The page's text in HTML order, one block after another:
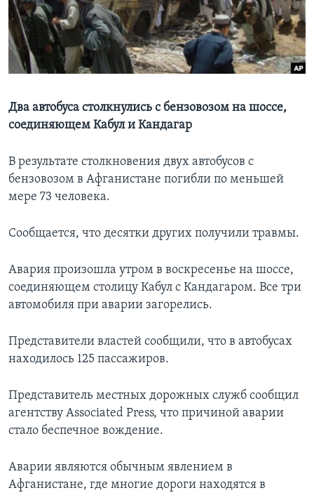
Learning English
СОЦИАЛЬНЫЕ СЕТИ
Языки
Два автобуса столкнулись с бензовозом на шоссе,
соединяющем Кабул и Кандагар
В результате столкновения двух автобусов с
бензовозом в Афганистане погибли по меньшей
мере 73 человека.
Сообщается, что десятки других получили травмы.
Авария произошла утром в воскресенье на шоссе,
соединяющем столицу Кабул с Кандагаром. Все три
автомобиля при аварии загорелись.
Представители властей сообщили, что в автобусах
находилось 125 пассажиров.
Представитель местных дорожных служб сообщил
агентству Associated Press, что причиной аварии
стало беспечное вождение.
Аварии являются обычным явлением в
Афганистане, где многие дороги находятся в